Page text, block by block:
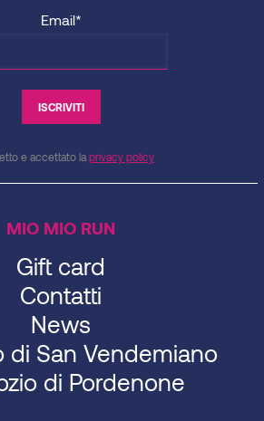
Email*
e accettato la privacy policy
MIO MIO RUN
Gift card
Contatti
News
di San Vendemiano
di Pordenone